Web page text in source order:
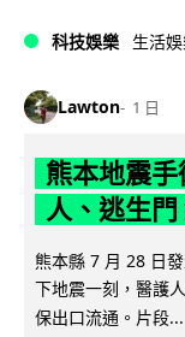
科技娛樂 生活
Lawton 1 日
熊本地震
人、逃生
熊本縣 7 月 28 日
下地震一刻，醫護
保出口流通。片段...